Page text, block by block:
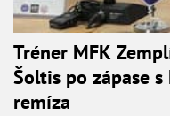
Tréner MFK
Šoltis po zápase
remíza